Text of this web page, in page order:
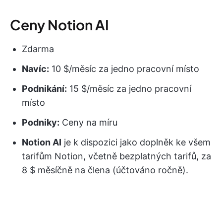
Ceny Notion AI
Zdarma
Navíc: 10 $/měsíc za jedno pracovní místo
Podnikání: 15 $/měsíc za jedno pracovní
místo
Podniky: Ceny na míru
Notion AI je k dispozici jako doplněk ke všem
tarifům Notion, včetně bezplatných tarifů, za
8 $ měsíčně na člena (účtováno ročně).